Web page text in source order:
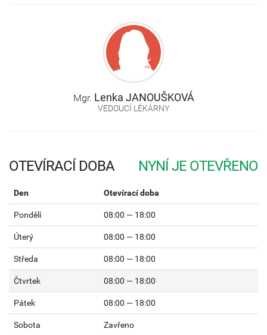
Mgr. Lenka JANOUŠKOVÁ
VEDOUCÍ LÉKÁRNY
OTEVÍRACÍ DOBA
Den Otevírací doba
Pondělí 08:00 — 18:00
Úterý 08:00 — 18:00
Středa 08:00 — 18:00
Čtvrtek 08:00 — 18:00
Pátek 08:00 — 18:00
Sobota Zavřeno